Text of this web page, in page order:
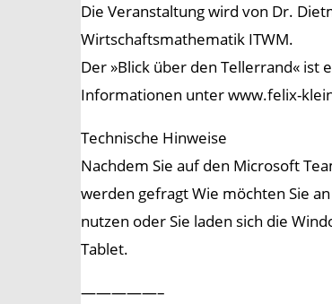
Die Veranstaltung wird von Dr.
Wirtschaftsmathematik ITWM.
Der »Blick über den Tellerrand«
Informationen unter www.felix-
Technische Hinweise
Nachdem Sie auf den Microsoft
werden gefragt Wie möchten Sie
nutzen oder Sie laden sich die
Tablet.
—————–